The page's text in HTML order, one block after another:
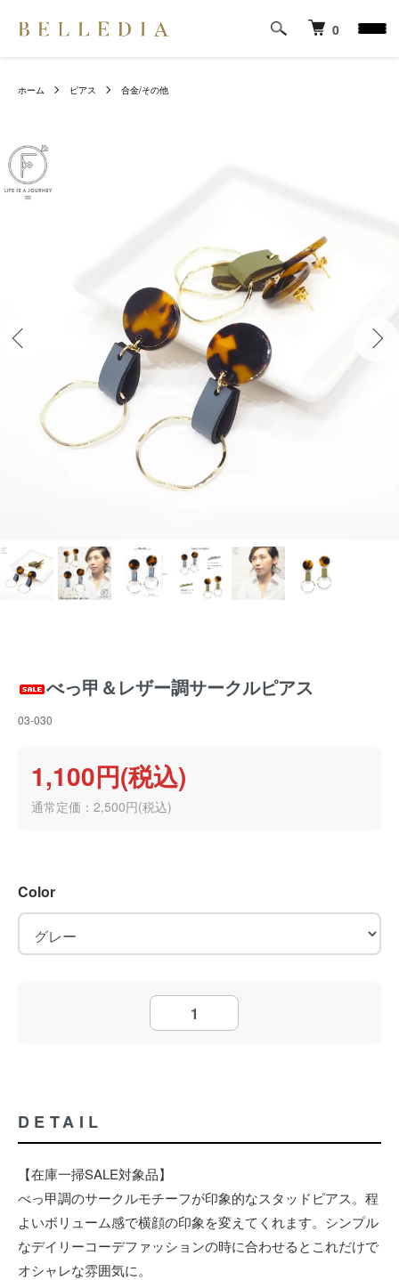
0
ホーム ピアス 合金/その他
べっ甲＆レザー調サークルピアス
03-030
1,100円(税込)
通常定価：2,500円(税込)
Color
DETAIL
【在庫一掃SALE対象品】
べっ甲調のサークルモチーフが印象的なスタッドピアス。程
よいボリューム感で横顔の印象を変えてくれます。シンプル
なデイリーコーデファッションの時に合わせるとこれだけで
オシャレな雰囲気に。